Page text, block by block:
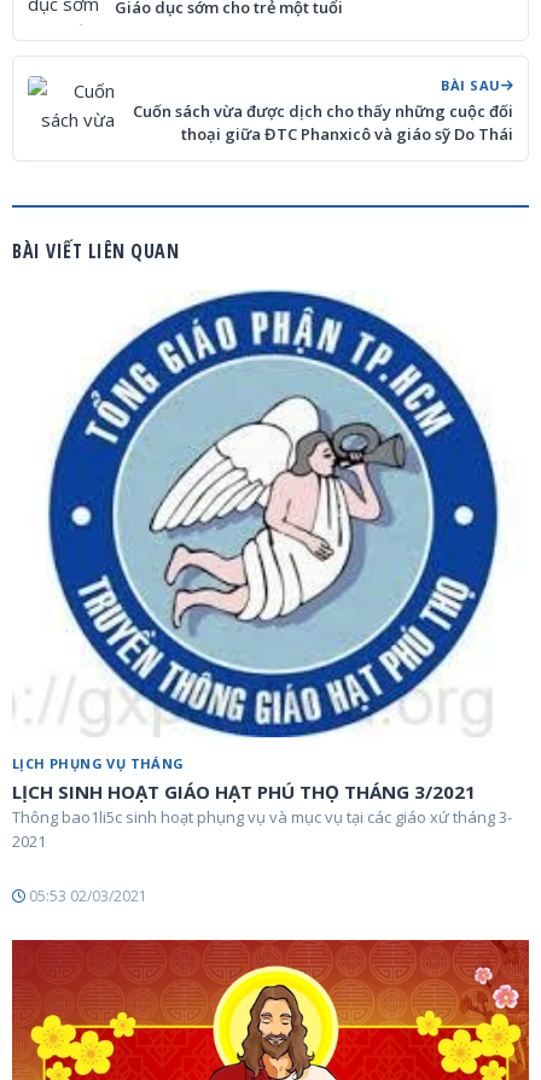
Giáo dục sớm cho trẻ một tuổi
BÀI SAU
Cuốn sách vừa được dịch cho thấy những cuộc đối
thoại giữa ĐTC Phanxicô và giáo sỹ Do Thái
BÀI VIẾT LIÊN QUAN
LỊCH PHỤNG VỤ THÁNG
LỊCH SINH HOẠT GIÁO HẠT PHÚ THỌ THÁNG 3/2021
Thông bao1li5c sinh hoạt phụng vụ và mục vụ tại các giáo xứ tháng 3-
2021
05:53 02/03/2021